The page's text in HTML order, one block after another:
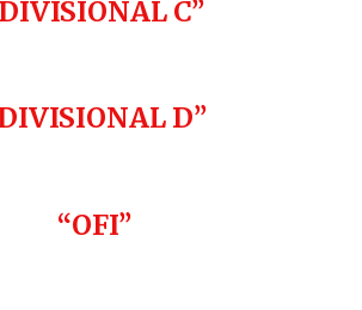
C”
D”
“OFI”